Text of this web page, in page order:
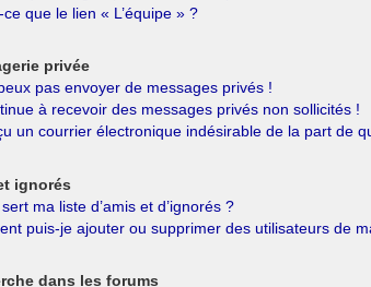
ce que le lien « L’équipe » ?
privée
pas envoyer de messages privés !
à recevoir des messages privés non sollicités !
un courrier électronique indésirable de la part de
ignorés
ma liste d’amis et d’ignorés ?
puis-je ajouter ou supprimer des utilisateurs de
dans les forums